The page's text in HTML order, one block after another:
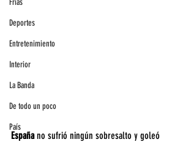
Frías
Deportes
Entretenimiento
Interior
La Banda
De todo un poco
País
España no sufrió ningún sobresalto y goleó